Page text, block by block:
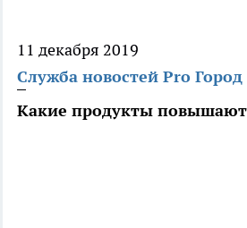
11 декабря 2019
Служба новостей Pro
Какие продукты